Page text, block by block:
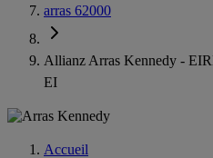
arras 62000
Allianz Arras Kennedy -
EI
Accueil